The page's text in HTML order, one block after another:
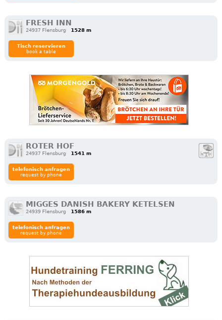
FRESH INN
24937 Flensburg 1528 m
Tisch reservieren
book a table
ROTER HOF
24937 Flensburg 1541 m
telefonisch anfragen
request by phone
MIGGES DANISH BAKERY KETELSEN
24939 Flensburg 1586 m
telefonisch anfragen
request by phone